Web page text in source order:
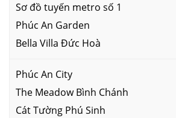
Sơ đồ tuyến metro số 1
Phúc An Garden
Bella Villa Đức Hoà
Phúc An City
The Meadow Bình Chánh
Cát Tường Phú Sinh